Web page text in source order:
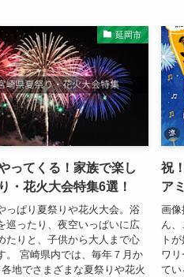
延岡市
ってくる！家族で楽し
・花火大会特集6選！
っぱり夏祭りや花火大会。浴
巡ったり、夜空いっぱいに広
たりと、子供から大人まで心
。 宮崎県内では、毎年７月か
地でさまざまな夏祭りや花火
祝
ア
画像
ん
ト
ワ
てい